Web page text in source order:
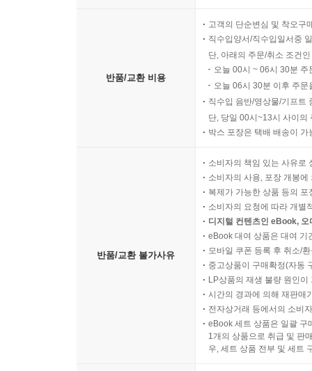
반품/교환 비용
고객의 단순변심 및 착오구
직수입양서/직수입일서중
단, 아래의 주문/취소 조건
오늘 00시 ~ 06시 30분
오늘 06시 30분 이후 주
직수입 음반/영상물/기프트
단, 당일 00시~13시 사이의
박스 포장은 택배 배송이
반품/교환 불가사유
소비자의 책임 있는 사유로
소비자의 사용, 포장 개봉
복제가 가능한 상품 등의
소비자의 요청에 따라 개별
디지털 컨텐츠인 eBook,
eBook 대여 상품은 대여 기
모바일 쿠폰 등록 후 취소/
중고상품이 구매확정(자동
LP상품의 재생 불량 원인
시간의 경과에 의해 재판매
전자상거래 등에서의 소비
eBook 세트 상품은 일괄 구
1개의 상품으로 취급 및 판
우, 세트 상품 전부 및 세트